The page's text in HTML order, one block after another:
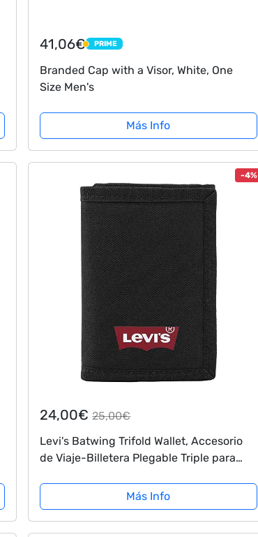
41,06€ PRIME
PRIME
Branded Cap with a Visor, White, One
Size Men's
Más Info
-4%
24,00€25,00€
Levi's Batwing Trifold Wallet, Accesorio
de Viaje-Billetera Plegable Triple para
Más Info